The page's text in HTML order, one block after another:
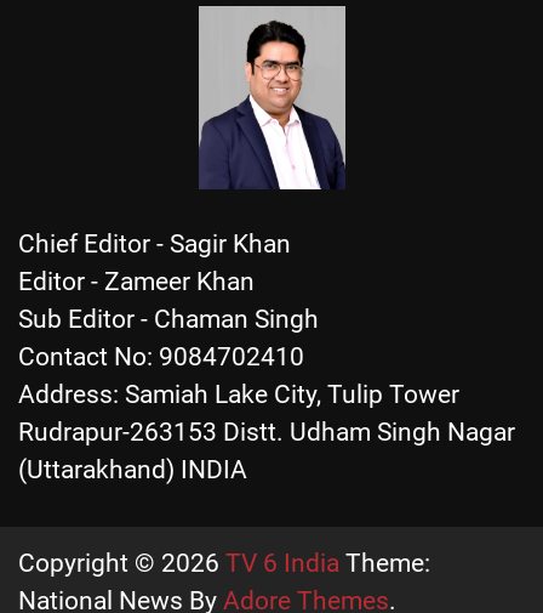
Chief Editor - Sagir Khan
Editor - Zameer Khan
Sub Editor - Chaman Singh
Contact No: 9084702410
Address: Samiah Lake City, Tulip Tower
Rudrapur-263153 Distt. Udham Singh Nagar
(Uttarakhand) INDIA
Copyright © 2026 TV 6 India Theme:
National News By Adore Themes.